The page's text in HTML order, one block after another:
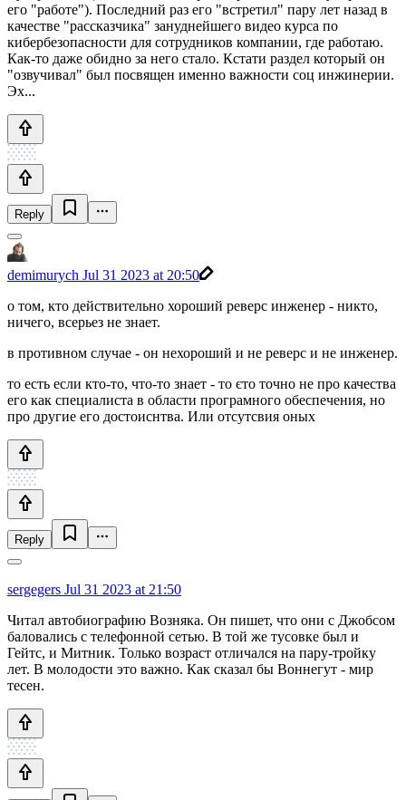
его "работе"). Последний раз его "встретил" пару лет назад в
качестве "рассказчика" зануднейшего видео курса по
кибербезопасности для сотрудников компании, где работаю.
Как-то даже обидно за него стало. Кстати раздел который он
"озвучивал" был посвящен именно важности соц инжинерии.
Эх...
Reply
demimurych Jul 31 2023 at 20:50
о том, кто действительно хороший реверс инженер - никто,
ничего, всерьез не знает.
в противном случае - он нехороший и не реверс и не инженер.
то есть если кто-то, что-то знает - то єто точно не про качества
его как специалиста в области програмного обеспечения, но
про другие его достоиснтва. Или отсутсвия оных
Reply
sergegers Jul 31 2023 at 21:50
Читал автобиографию Возняка. Он пишет, что они с Джобсом
баловались с телефонной сетью. В той же тусовке был и
Гейтс, и Митник. Только возраст отличался на пару-тройку
лет. В молодости это важно. Как сказал бы Воннегут - мир
тесен.